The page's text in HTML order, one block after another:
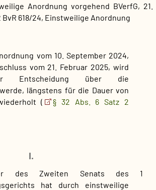
Anordnung vorgehend BVerfG, 21.
BvR 618/24, Einstweilige Anordnung
vom 10. September 2024,
vom 21. Februar 2025, wird
über die
längstens für die Dauer von
(
§ 32 Abs. 6 Satz 2
I.
1
des Zweiten Senats des
hat durch einstweilige